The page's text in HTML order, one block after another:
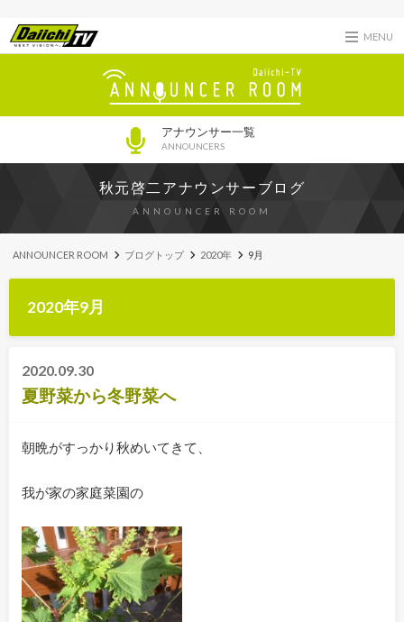
MENU
アナウンサー一覧
ANNOUNCERS
秋元啓二アナウンサーブログ
ANNOUNCER ROOM
ANNOUNCER ROOM ブログトップ 2020年 9月
2020年9月
2020.09.30
夏野菜から冬野菜へ
朝晩がすっかり秋めいてきて、
我が家の家庭菜園の